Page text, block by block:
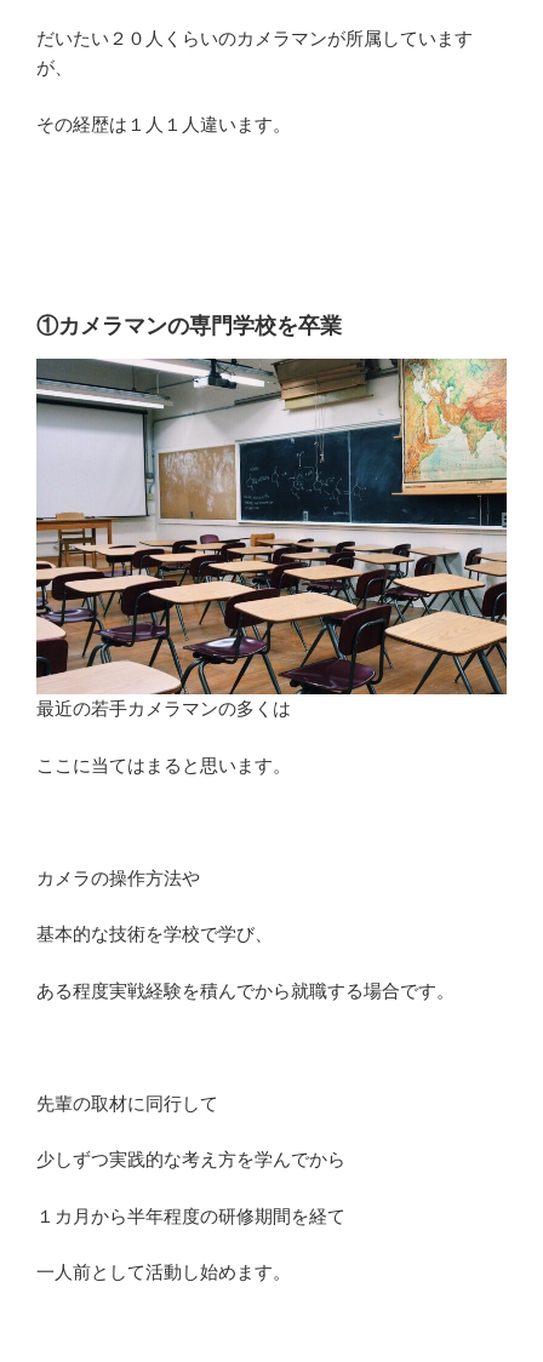
だいたい２０人くらいのカメラマンが所属しています
が、
その経歴は１人１人違います。
①カメラマンの専門学校を卒業
最近の若手カメラマンの多くは
ここに当てはまると思います。
カメラの操作方法や
基本的な技術を学校で学び、
ある程度実戦経験を積んでから就職する場合です。
先輩の取材に同行して
少しずつ実践的な考え方を学んでから
１カ月から半年程度の研修期間を経て
一人前として活動し始めます。